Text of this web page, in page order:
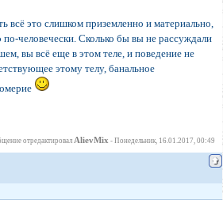
всё это слишком приземленно и материально,
по-человечески. Сколько бы вы не рассуждали
вы всё еще в этом теле, и поведение не
этому телу, банальное
отредактировал AlievMix -Понедельник, 16.01.2017, 00:49